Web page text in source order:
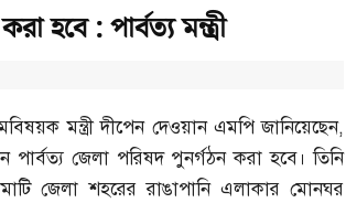
হবে : পার্বত্য মন্ত্রী
মন্ত্রী দীপেন দেওয়ান এমপি জানিয়েছেন,
পার্বত্য জেলা পরিষদ পুনর্গঠন করা হবে। তিনি
জেলা শহরের রাঙাপানি এলাকার মোনঘর